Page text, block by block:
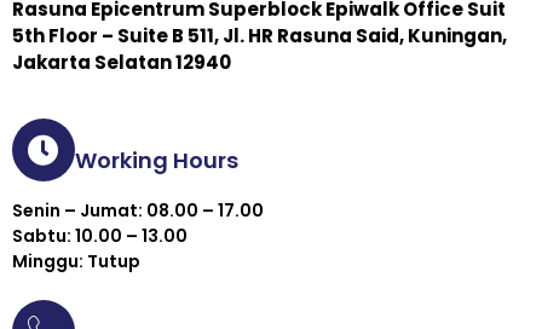
Rasuna Epicentrum Superblock Epiwalk Office Suit
5th Floor – Suite B 511, Jl. HR Rasuna Said, Kuningan,
Jakarta Selatan 12940
Working Hours
Senin – Jumat: 08.00 – 17.00
Sabtu: 10.00 – 13.00
Minggu: Tutup